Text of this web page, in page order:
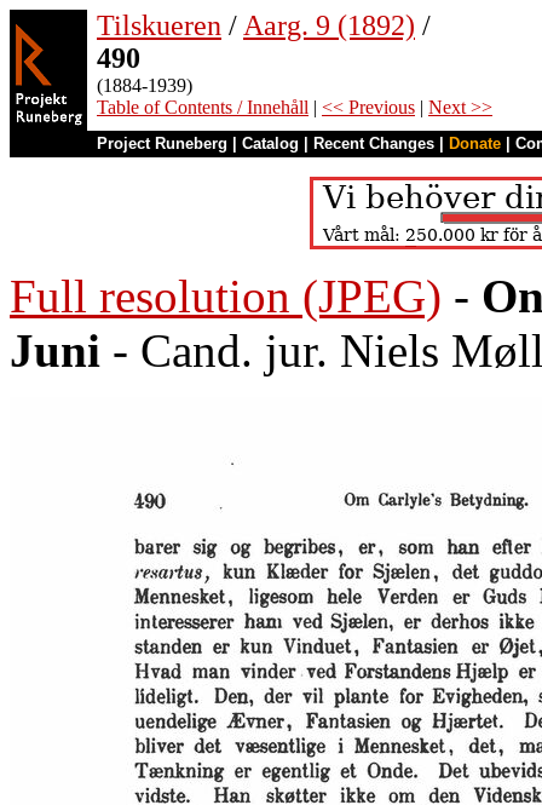
Tilskueren / Aarg. 9 (1892) /
490
(1884-1939)
Table of Contents / Innehåll | << Previous | Next >>
Project Runeberg Catalog Recent Changes Donate
Full resolution (JPEG) -
Juni - Cand. jur. Niels